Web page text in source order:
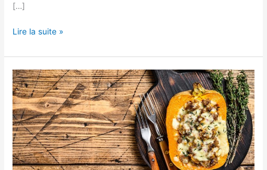
[…]
Subtilités
astuces
pour
remplacer
le
vinaigre
de
riz
en
cuisine
Lire la suite »